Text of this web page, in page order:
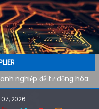
nghiệp để tự động hóa:
hướng phần mềm tự vận
2026